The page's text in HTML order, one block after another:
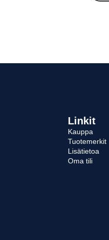
Linkit
Kauppa
Tuotemerkit
Lisätietoa
Oma tili